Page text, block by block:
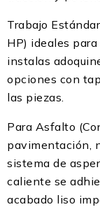
Trabajo
HP) ideales
instalas
opciones con
las piezas.
Para Asfalto
pavimentación,
sistema de
caliente se
acabado liso